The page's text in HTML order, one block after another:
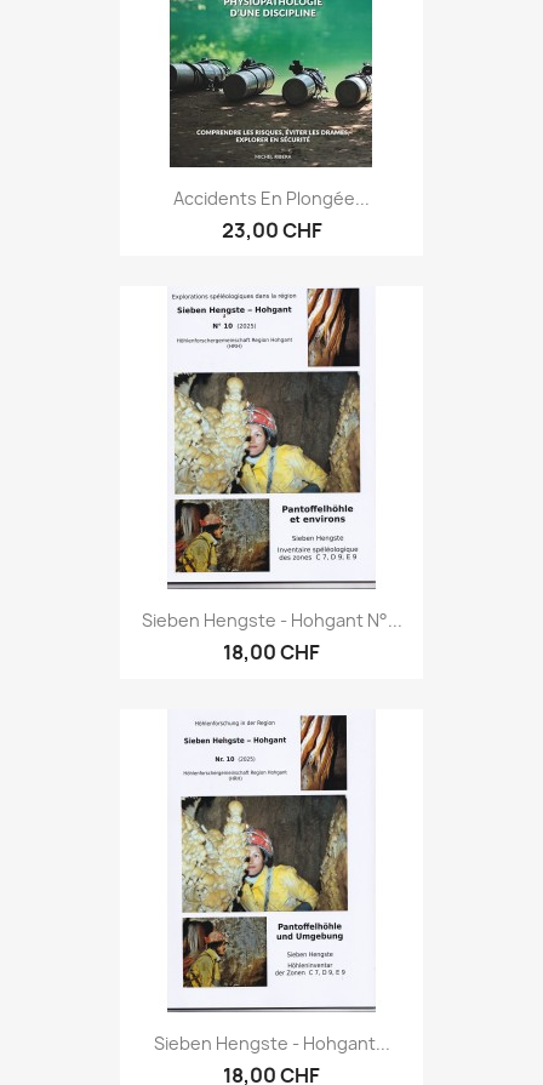
Accidents En Plongée...
23,00 CHF
Sieben Hengste - Hohgant N°...
18,00 CHF
Sieben Hengste - Hohgant...
18,00 CHF